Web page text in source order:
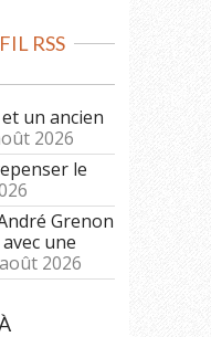
RSS
un ancien
2026
le
Grenon
une
2026